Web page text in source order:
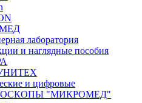
лаборатория
и наглядные пособия
и цифровые
"МИКРОМЕД"